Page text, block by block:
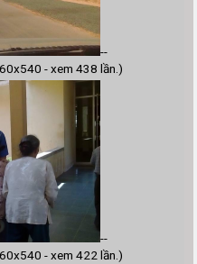
--
- xem 438 lần.)
--
- xem 422 lần.)